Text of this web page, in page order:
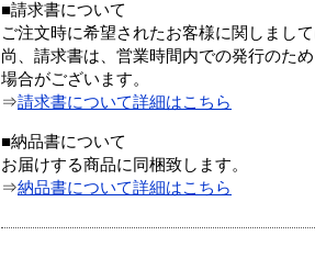
■請求書について
ご注文時に希望されたお客様に関しまし
尚、請求書は、営業時間内での発行のた
場合がございます。
⇒請求書について詳細はこちら
■納品書について
お届けする商品に同梱致します。
⇒納品書について詳細はこちら